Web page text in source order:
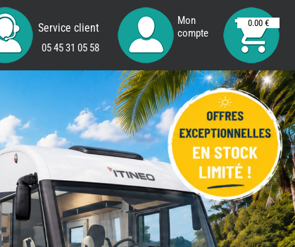
Service client
05 45 31 05 58
Mon
compte
0.00 €